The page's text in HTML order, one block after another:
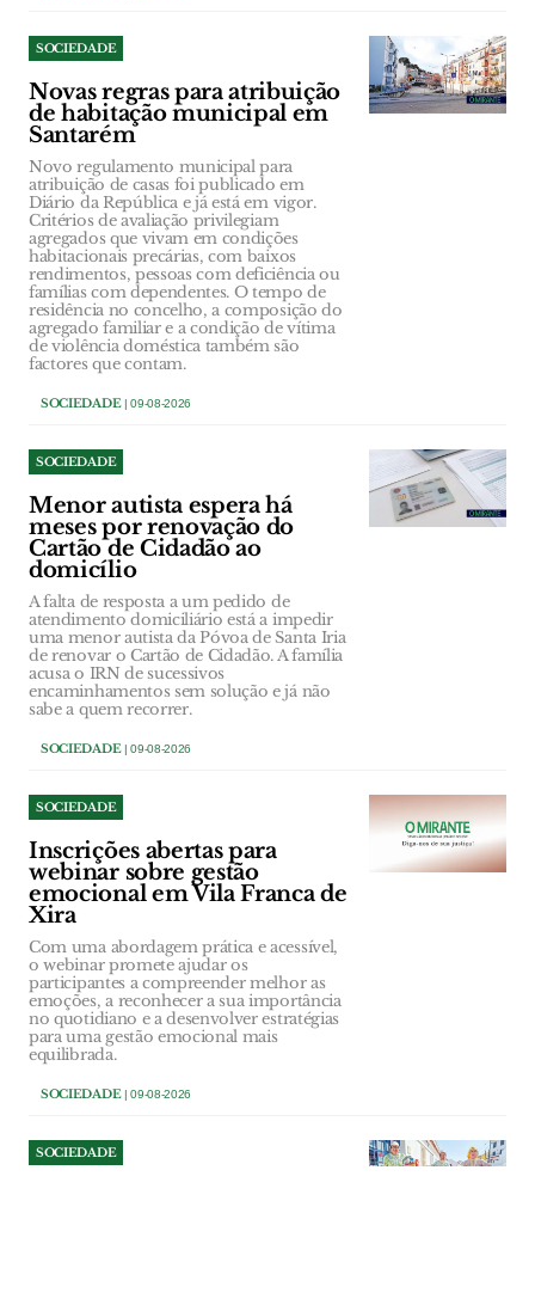
SOCIEDADE
Novas regras para atribuição
de habitação municipal em
Santarém
Novo regulamento municipal para
atribuição de casas foi publicado em
Diário da República e já está em vigor.
Critérios de avaliação privilegiam
agregados que vivam em condições
habitacionais precárias, com baixos
rendimentos, pessoas com deficiência ou
famílias com dependentes. O tempo de
residência no concelho, a composição do
agregado familiar e a condição de vítima
de violência doméstica também são
factores que contam.
SOCIEDADE| 09-08-2026
SOCIEDADE
Menor autista espera há
meses por renovação do
Cartão de Cidadão ao
domicílio
A falta de resposta a um pedido de
atendimento domiciliário está a impedir
uma menor autista da Póvoa de Santa Iria
de renovar o Cartão de Cidadão. A família
acusa o IRN de sucessivos
encaminhamentos sem solução e já não
sabe a quem recorrer.
SOCIEDADE| 09-08-2026
SOCIEDADE
Inscrições abertas para
webinar sobre gestão
emocional em Vila Franca de
Xira
Com uma abordagem prática e acessível,
o webinar promete ajudar os
participantes a compreender melhor as
emoções, a reconhecer a sua importância
no quotidiano e a desenvolver estratégias
para uma gestão emocional mais
equilibrada.
SOCIEDADE| 09-08-2026
SOCIEDADE